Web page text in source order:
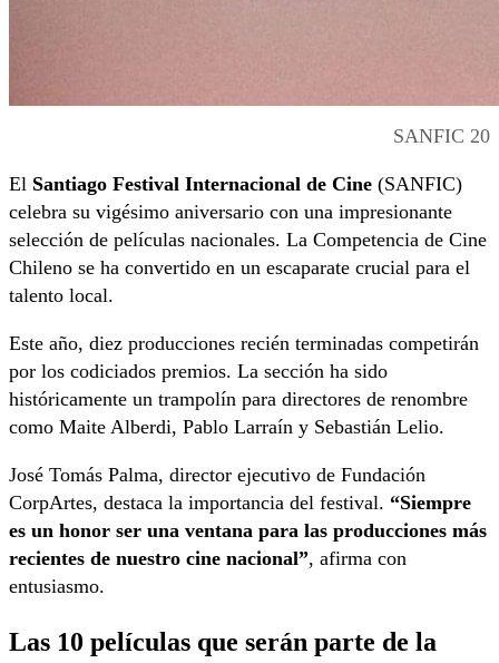
SANFIC 20
El Santiago Festival Internacional de Cine (SANFIC)
celebra su vigésimo aniversario con una impresionante
selección de películas nacionales. La Competencia de Cine
Chileno se ha convertido en un escaparate crucial para el
talento local.
Este año, diez producciones recién terminadas competirán
por los codiciados premios. La sección ha sido
históricamente un trampolín para directores de renombre
como Maite Alberdi, Pablo Larraín y Sebastián Lelio.
José Tomás Palma, director ejecutivo de Fundación
CorpArtes, destaca la importancia del festival. “Siempre
es un honor ser una ventana para las producciones más
recientes de nuestro cine nacional”, afirma con
entusiasmo.
Las 10 películas que serán parte de la